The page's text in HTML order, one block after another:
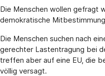
Die Menschen wollen gefragt
demokratische
Die Menschen suchen nach
gerechter Lastentragung bei
treffen aber auf eine EU, die
völlig versagt.